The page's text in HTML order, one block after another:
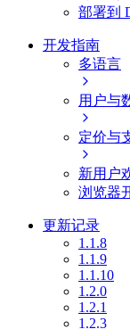
部署到
开发指南
多语言
用户与
定价与
新用户
浏览器
更新记录
1.1.8
1.1.9
1.1.10
1.2.0
1.2.1
1.2.3